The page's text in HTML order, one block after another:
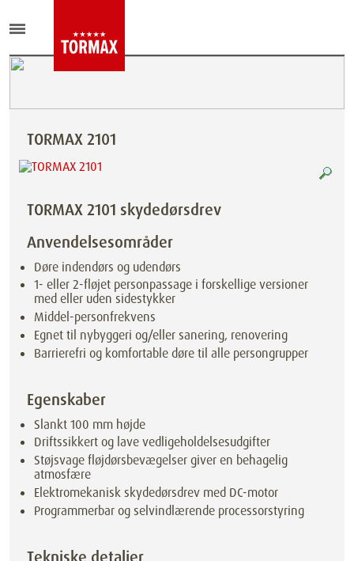
TORMAX 2101
TORMAX 2101 skydedørsdrev
Anvendelsesområder
Døre indendørs og udendørs
1- eller 2-fløjet personpassage i forskellige versioner
med eller uden sidestykker
Middel-personfrekvens
Egnet til nybyggeri og/eller sanering, renovering
Barrierefri og komfortable døre til alle persongrupper
Egenskaber
Slankt 100 mm højde
Driftssikkert og lave vedligeholdelsesudgifter
Støjsvage fløjdørsbevægelser giver en behagelig
atmosfære
Elektromekanisk skydedørsdrev med DC-motor
Programmerbar og selvindlærende processorstyring
Tekniske detaljer